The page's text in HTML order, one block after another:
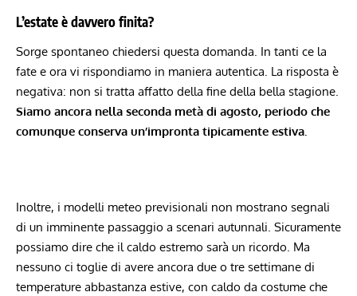
L’estate è davvero finita?
Sorge spontaneo chiedersi questa domanda. In tanti ce la
fate e ora vi rispondiamo in maniera autentica. La risposta è
negativa: non si tratta affatto della fine della bella stagione.
Siamo ancora nella seconda metà di agosto, periodo che
comunque conserva un’impronta tipicamente estiva.
Inoltre, i modelli meteo previsionali non mostrano segnali
di un imminente passaggio a scenari autunnali. Sicuramente
possiamo dire che il caldo estremo sarà un ricordo. Ma
nessuno ci toglie di avere ancora due o tre settimane di
temperature abbastanza estive, con caldo da costume che